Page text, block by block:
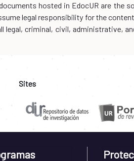
hosted in EdocUR are
legal responsibility for the
criminal, civil, administrative,
Sites